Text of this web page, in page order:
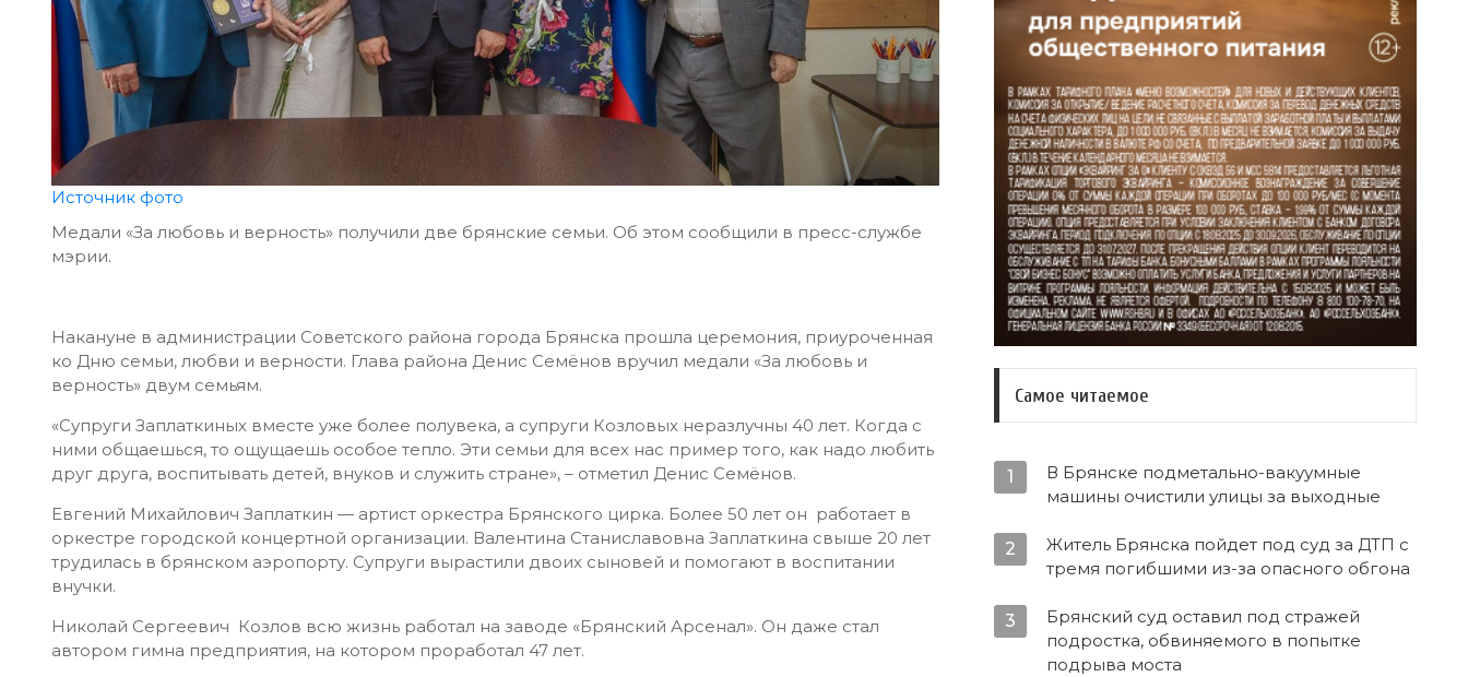
Источник фото
Медали «За любовь и верность» получили две брянские семьи. Об этом сообщили в пресс-службе
мэрии.
Накануне в администрации Советского района города Брянска прошла церемония, приуроченная
ко Дню семьи, любви и верности. Глава района Денис Семёнов вручил медали «За любовь и
верность» двум семьям.
«Супруги Заплаткиных вместе уже более полувека, а супруги Козловых неразлучны 40 лет. Когда с
ними общаешься, то ощущаешь особое тепло. Эти семьи для всех нас пример того, как надо любить
друг друга, воспитывать детей, внуков и служить стране», – отметил Денис Семёнов.
Евгений Михайлович Заплаткин — артист оркестра Брянского цирка. Более 50 лет он работает в
оркестре городской концертной организации. Валентина Станиславовна Заплаткина свыше 20 лет
трудилась в брянском аэропорту. Супруги вырастили двоих сыновей и помогают в воспитании
внучки.
Николай Сергеевич Козлов всю жизнь работал на заводе «Брянский Арсенал». Он даже стал
автором гимна предприятия, на котором проработал 47 лет.
Самое читаемое
1
В Брянске подметально-вакуумные
машины очистили улицы за выходные
2
Житель Брянска пойдет под суд за ДТП с
тремя погибшими из-за опасного обгона
3
Брянский суд оставил под стражей
подростка, обвиняемого в попытке
подрыва моста